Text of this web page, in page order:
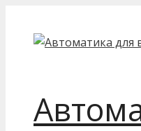
содержимому